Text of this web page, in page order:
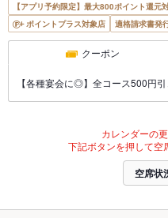
【アプリ予約限定】最大800ポイント還元
ポイントプラス対象店
適格請求書発
クーポン
【各種宴会に◎】全コース500円引
カレンダーの
下記ボタンを押して空
空席状